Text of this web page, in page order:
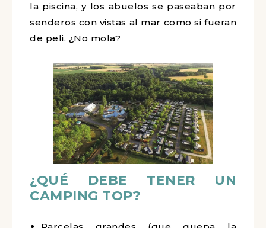
la piscina, y los abuelos se paseaban por
senderos con vistas al mar como si fueran
de peli. ¿No mola?
¿QUÉ DEBE TENER UN
CAMPING TOP?